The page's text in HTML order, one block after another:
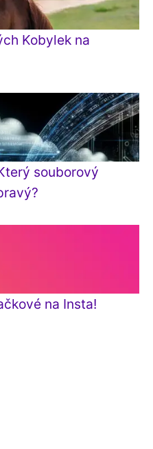
Kobylek na
souborový
na Insta!